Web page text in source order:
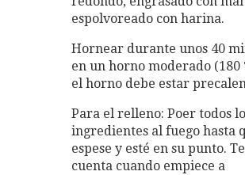
espolvoreado con harina.
Hornear durante unos 40
en un horno moderado (180
el horno debe estar
Para el relleno: Poer todos
ingredientes al fuego hasta
espese y esté en su punto.
cuenta cuando empiece a